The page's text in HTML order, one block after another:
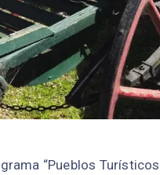
“Pueblos Turísticos